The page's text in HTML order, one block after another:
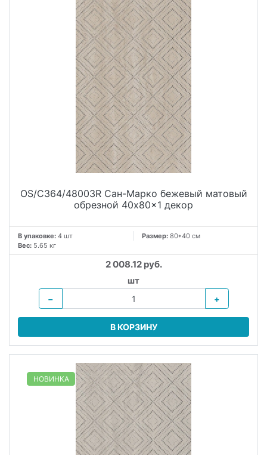
OS/C364/48003R Сан-Марко бежевый матовый
обрезной 40x80x1 декор
В упаковке: 4 шт Размер: 80*40 см
Вес: 5.65 кг
2 008.12 руб.
шт
−
+
В КОРЗИНУ
НОВИНКА